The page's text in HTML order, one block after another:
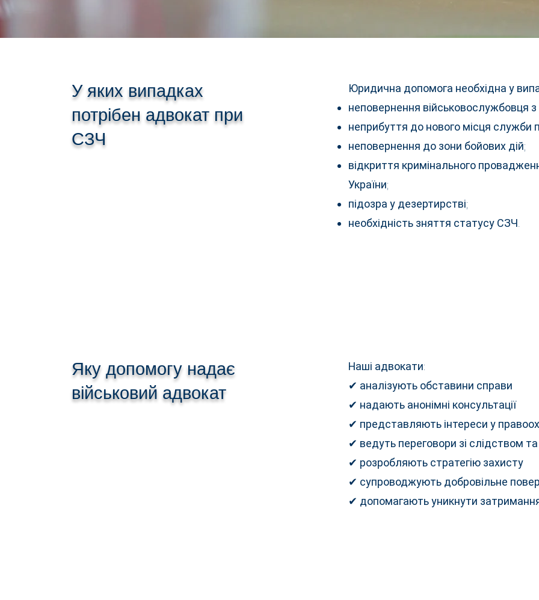
У яких випадках
потрібен адвокат при
СЗЧ
Юридична допомога необхідна у
неповернення військовослужбовця з
неприбуття до нового місця служби
неповернення до зони бойових дій;
відкриття кримінального
України;
підозра у дезертирстві;
необхідність зняття статусу СЗЧ.
Яку допомогу надає
військовий адвокат
Наші адвокати:
✔ аналізують обставини справи
✔ надають анонімні консультації
✔ представляють інтереси у
✔ ведуть переговори зі слідством
✔ розробляють стратегію захисту
✔ супроводжують добровільне
✔ допомагають уникнути